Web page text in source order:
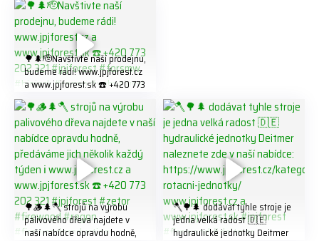
K8W5t7i6o ☎️ +420 773 202
321 #jpjforest #forsmw
#firewood #
🌳🌲🫡Navštivte naší prodejnu,
budeme rádi! www.jpjforest.cz
a www.jpjforest.sk ☎️ +420 773
#biojack #regon #vahvajussi
🌳🪵🌲🪓 strojů na výrobu
palivového dřeva najdete v
naší nabídce opravdu hodně,
🪓🌳🌲 dodávat tyhle stroje je
jedna velká radost 🇩🇪
hydraulické jednotky Deitmer